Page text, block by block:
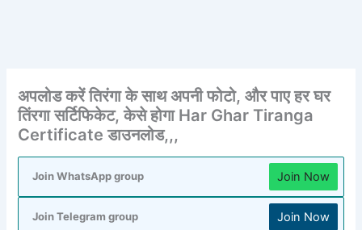
अपलोड करें तिरंगा के साथ अपनी फोटो, और पाए हर घर
तिंरगा सर्टिफिकेट, केसे होगा Har Ghar Tiranga
Certificate डाउनलोड,,,
Join WhatsApp group Join Now
Join Telegram group Join Now